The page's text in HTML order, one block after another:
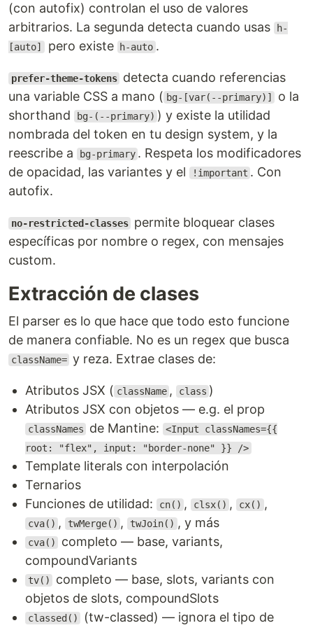
(con autofix) controlan el uso de valores
arbitrarios. La segunda detecta cuando usas
h-
[auto] pero existe h-auto .
prefer-theme-tokens detecta cuando referencias
una variable CSS a mano ( bg-[var(--primary)]
o la
shorthand
bg-(--primary) ) y existe la utilidad
nombrada del token en tu design system, y la
reescribe a
bg-primary . Respeta los modificadores
de opacidad, las variantes y el
!important . Con
autofix.
no-restricted-classes permite bloquear clases
específicas por nombre o regex, con mensajes
custom.
Extracción de clases
El parser es lo que hace que todo esto funcione
de manera confiable. No es un regex que busca
className= y reza. Extrae clases de:
Atributos JSX ( className , class )
Atributos JSX con objetos — e.g. el prop
classNames de Mantine: <Input classNames={{
root: "flex", input: "border-none" }} />
Template literals con interpolación
Ternarios
Funciones de utilidad:
cn() , clsx() , cx() ,
cva() , twMerge() , twJoin() , y más
cva()
completo — base, variants,
compoundVariants
tv()
completo — base, slots, variants con
objetos de slots, compoundSlots
classed()
(tw-classed) — ignora el tipo de